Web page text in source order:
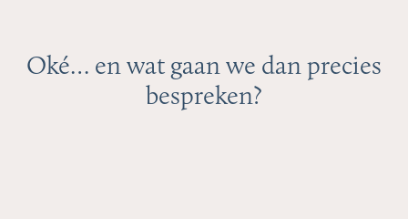
Oké… en wat gaan we dan precies
bespreken?